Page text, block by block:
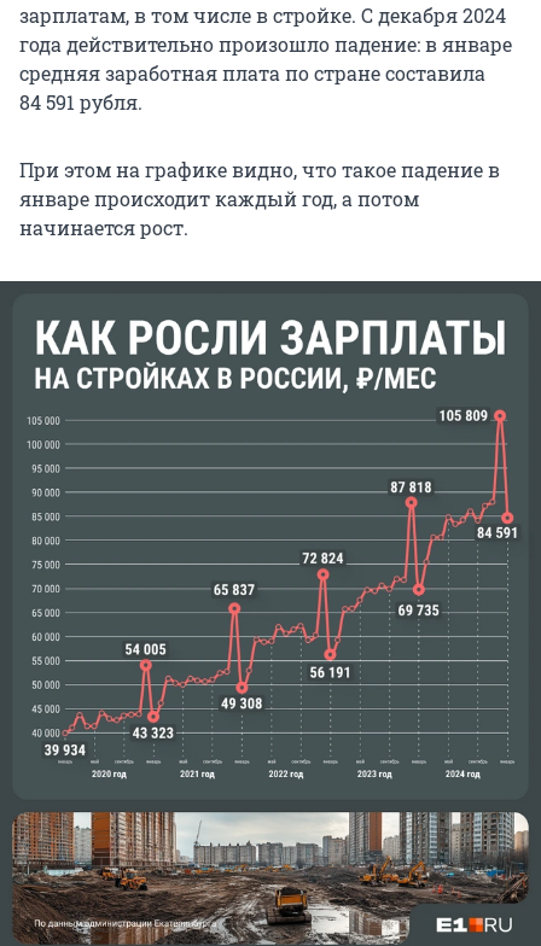
зарплатам, в том числе в стройке. С декабря 2024
года действительно произошло падение: в январе
средняя заработная плата по стране составила
84 591 рубля.
При этом на графике видно, что такое падение в
январе происходит каждый год, а потом
начинается рост.